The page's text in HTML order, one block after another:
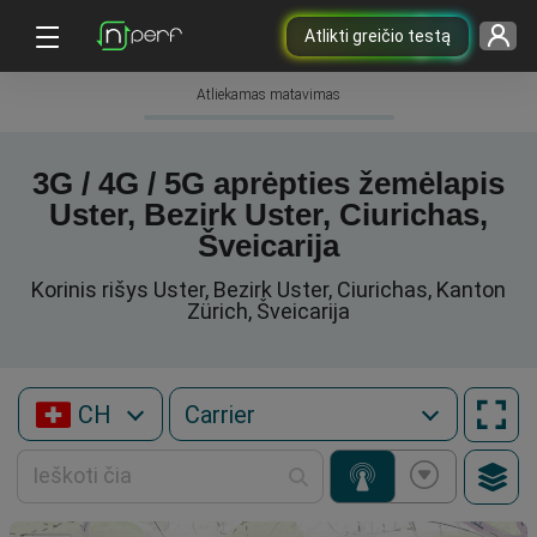
Atlikti greičio testą
Atliekamas matavimas
3G / 4G / 5G aprėpties žemėlapis
Uster, Bezirk Uster, Ciurichas,
Šveicarija
Korinis rišys Uster, Bezirk Uster, Ciurichas, Kanton
Zürich, Šveicarija
CH